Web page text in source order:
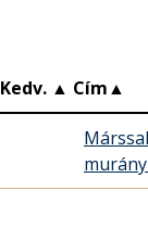
Kedv. ▲ Cím▲